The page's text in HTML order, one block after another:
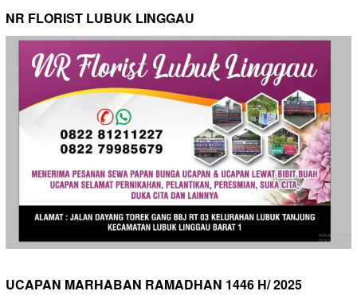
NR FLORIST LUBUK LINGGAU
UCAPAN MARHABAN RAMADHAN 1446 H/ 2025